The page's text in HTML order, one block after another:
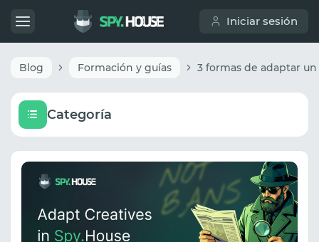
Iniciar sesión
Blog Formación y guías
Categoría